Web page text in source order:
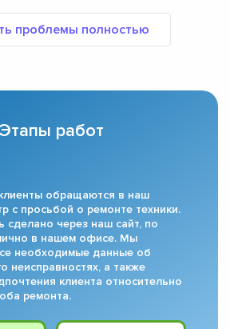
Этапы работ
обращаются в наш
с просьбой о ремонте техники.
сделано через наш сайт, по
в нашем офисе. Мы
необходимые данные об
неисправностях, а также
клиента относительно
ремонта.